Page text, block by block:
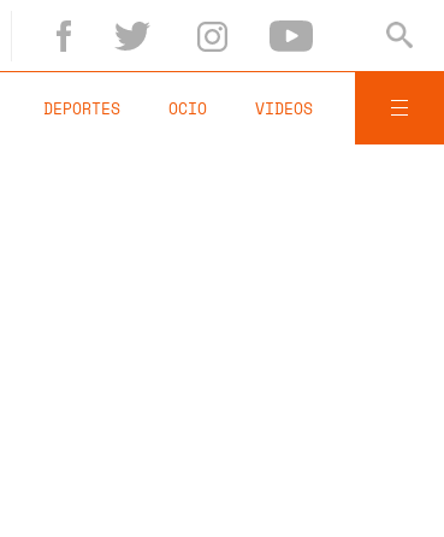
DEPORTES OCIO VIDEOS